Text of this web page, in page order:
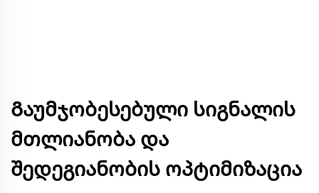
Გაუმჯობესებული სიგნალის
მთლიანობა და
შედეგიანობის ოპტიმიზაცია